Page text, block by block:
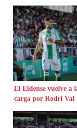
El Eldense vuelve a
carga por Rodri Val